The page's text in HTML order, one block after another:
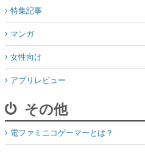
特集記事
マンガ
女性向け
アプリレビュー
その他
電ファミニコゲーマーとは？